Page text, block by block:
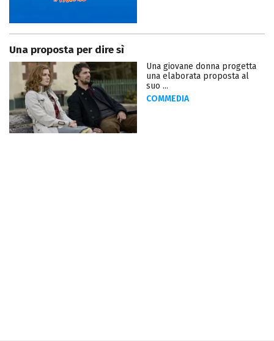
Una proposta per dire sì
Una giovane donna progetta
una elaborata proposta al
suo ...
COMMEDIA